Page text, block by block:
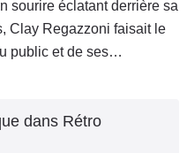
sourire éclatant derrière sa
Clay Regazzoni faisait le
public et de ses
dans Rétro